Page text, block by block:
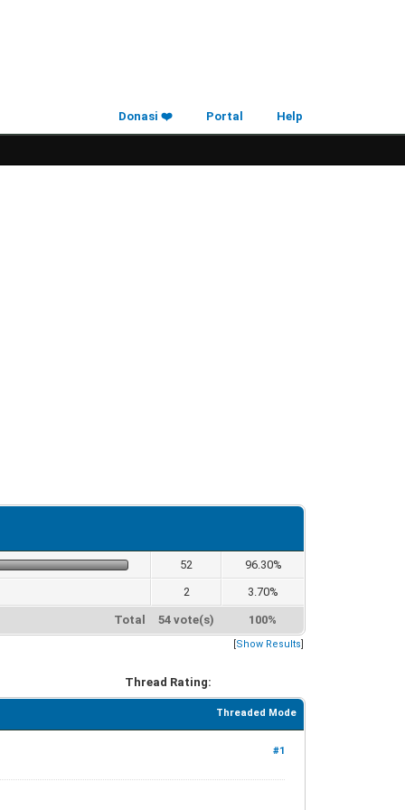
Donasi ❤️ Portal Help
52
96.30%
2 3.70%
Total 54 vote(s) 100%
[Show Results]
Thread Rating:
Threaded Mode
#1